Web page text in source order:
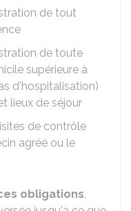
de tout
de toute
supérieure à
d'hospitalisation)
lieux de séjour
de contrôle
agréé ou le
obligations,